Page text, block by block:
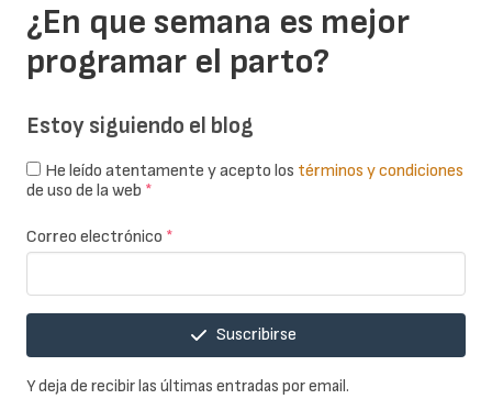
¿En que semana es mejor
programar el parto?
Estoy siguiendo el blog
He leído atentamente y acepto los términos y condiciones
de uso de la web *
Correo electrónico *
Suscribirse
Y deja de recibir las últimas entradas por email.